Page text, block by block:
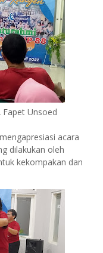
Unsoed
acara
dilakukan oleh
kekompakan dan